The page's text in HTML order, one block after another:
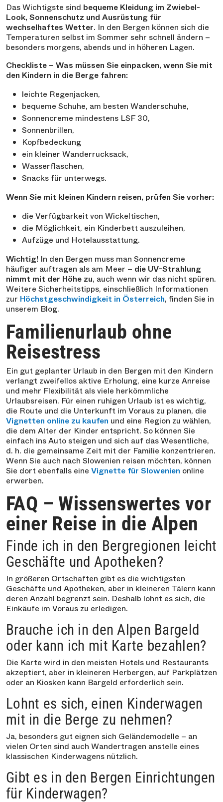
Das Wichtigste sind bequeme Kleidung im Zwiebel-
Look, Sonnenschutz und Ausrüstung für
wechselhaftes Wetter. In den Bergen können sich die
Temperaturen selbst im Sommer sehr schnell ändern –
besonders morgens, abends und in höheren Lagen.
Checkliste – Was müssen Sie einpacken, wenn Sie mit
den Kindern in die Berge fahren:
leichte Regenjacken,
bequeme Schuhe, am besten Wanderschuhe,
Sonnencreme mindestens LSF 30,
Sonnenbrillen,
Kopfbedeckung
ein kleiner Wanderrucksack,
Wasserflaschen,
Snacks für unterwegs.
Wenn Sie mit kleinen Kindern reisen, prüfen Sie vorher:
die Verfügbarkeit von Wickeltischen,
die Möglichkeit, ein Kinderbett auszuleihen,
Aufzüge und Hotelausstattung.
Wichtig! In den Bergen muss man Sonnencreme
häufiger auftragen als am Meer – die UV-Strahlung
nimmt mit der Höhe zu, auch wenn wir das nicht spüren.
Weitere Sicherheitstipps, einschließlich Informationen
zur Höchstgeschwindigkeit in Österreich, finden Sie in
unserem Blog.
Familienurlaub ohne
Reisestress
Ein gut geplanter Urlaub in den Bergen mit den Kindern
verlangt zweifellos aktive Erholung, eine kurze Anreise
und mehr Flexibilität als viele herkömmliche
Urlaubsreisen. Für einen ruhigen Urlaub ist es wichtig,
die Route und die Unterkunft im Voraus zu planen, die
Vignetten online zu kaufen und eine Region zu wählen,
die dem Alter der Kinder entspricht. So können Sie
einfach ins Auto steigen und sich auf das Wesentliche,
d. h. die gemeinsame Zeit mit der Familie konzentrieren.
Wenn Sie auch nach Slowenien reisen möchten, können
Sie dort ebenfalls eine Vignette für Slowenien online
erwerben.
FAQ – Wissenswertes vor
einer Reise in die Alpen
Finde ich in den Bergregionen leicht
Geschäfte und Apotheken?
In größeren Ortschaften gibt es die wichtigsten
Geschäfte und Apotheken, aber in kleineren Tälern kann
deren Anzahl begrenzt sein. Deshalb lohnt es sich, die
Einkäufe im Voraus zu erledigen.
Brauche ich in den Alpen Bargeld
oder kann ich mit Karte bezahlen?
Die Karte wird in den meisten Hotels und Restaurants
akzeptiert, aber in kleineren Herbergen, auf Parkplätzen
oder an Kiosken kann Bargeld erforderlich sein.
Lohnt es sich, einen Kinderwagen
mit in die Berge zu nehmen?
Ja, besonders gut eignen sich Geländemodelle – an
vielen Orten sind auch Wandertragen anstelle eines
klassischen Kinderwagens nützlich.
Gibt es in den Bergen Einrichtungen
für Kinderwagen?